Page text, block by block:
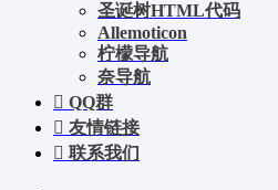
圣诞树HTML代码
Allemoticon
柠檬导航
奈导航
QQ群
友情链接
联系我们